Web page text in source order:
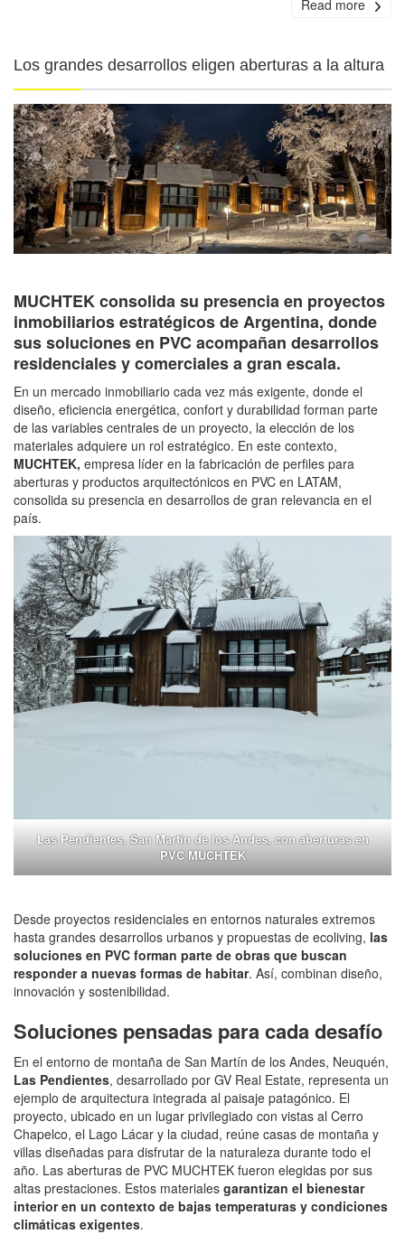
Read more
Los grandes desarrollos eligen aberturas a la altura
MUCHTEK consolida su presencia en proyectos
inmobiliarios estratégicos de Argentina, donde
sus soluciones en PVC acompañan desarrollos
residenciales y comerciales a gran escala.
En un mercado inmobiliario cada vez más exigente, donde el
diseño, eficiencia energética, confort y durabilidad forman parte
de las variables centrales de un proyecto, la elección de los
materiales adquiere un rol estratégico. En este contexto,
MUCHTEK, empresa líder en la fabricación de perfiles para
aberturas y productos arquitectónicos en PVC en LATAM,
consolida su presencia en desarrollos de gran relevancia en el
país.
Las Pendientes, San Martín de los Andes, con aberturas en
PVC MUCHTEK
Desde proyectos residenciales en entornos naturales extremos
hasta grandes desarrollos urbanos y propuestas de ecoliving, las
soluciones en PVC forman parte de obras que buscan
responder a nuevas formas de habitar. Así, combinan diseño,
innovación y sostenibilidad.
Soluciones pensadas para cada desafío
En el entorno de montaña de San Martín de los Andes, Neuquén,
Las Pendientes, desarrollado por GV Real Estate, representa un
ejemplo de arquitectura integrada al paisaje patagónico. El
proyecto, ubicado en un lugar privilegiado con vistas al Cerro
Chapelco, el Lago Lácar y la ciudad, reúne casas de montaña y
villas diseñadas para disfrutar de la naturaleza durante todo el
año. Las aberturas de PVC MUCHTEK fueron elegidas por sus
altas prestaciones. Estos materiales garantizan el bienestar
interior en un contexto de bajas temperaturas y condiciones
climáticas exigentes.